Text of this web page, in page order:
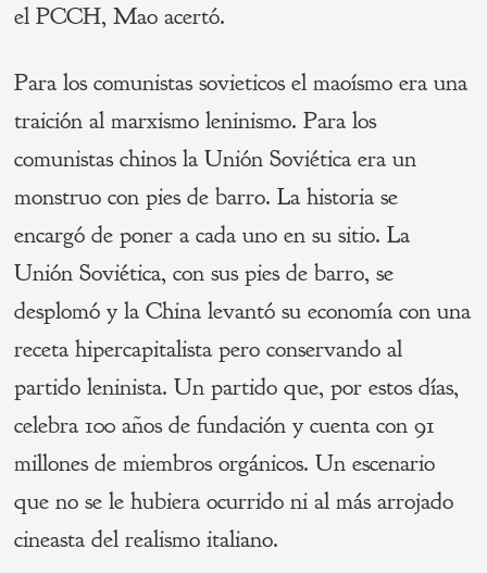
el PCCH, Mao acertó.
Para los comunistas sovieticos el maoísmo era una
traición al marxismo leninismo. Para los
comunistas chinos la Unión Soviética era un
monstruo con pies de barro. La historia se
encargó de poner a cada uno en su sitio. La
Unión Soviética, con sus pies de barro, se
desplomó y la China levantó su economía con una
receta hipercapitalista pero conservando al
partido leninista. Un partido que, por estos días,
celebra 100 años de fundación y cuenta con 91
millones de miembros orgánicos. Un escenario
que no se le hubiera ocurrido ni al más arrojado
cineasta del realismo italiano.